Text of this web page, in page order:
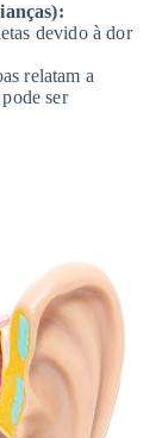
devido à dor
relatam a
ser